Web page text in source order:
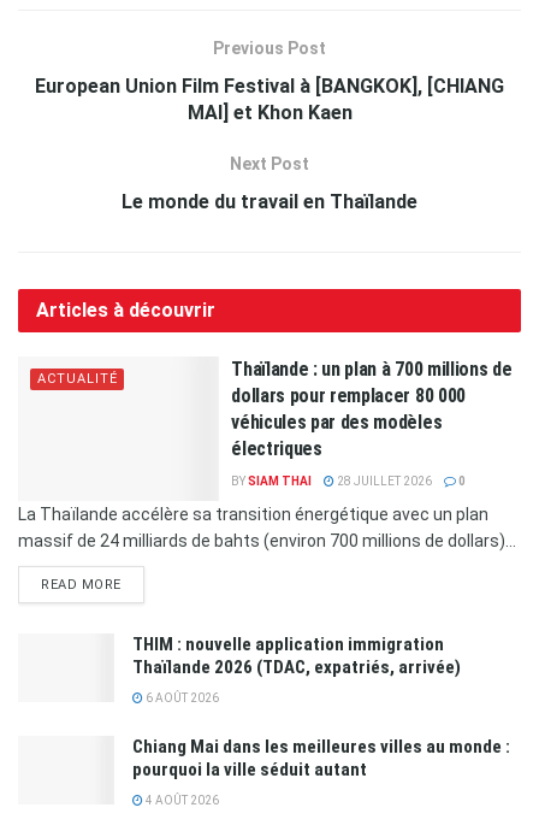
Previous Post
European Union Film Festival à [BANGKOK], [CHIANG
MAI] et Khon Kaen
Next Post
Le monde du travail en Thaïlande
Articles à découvrir
ACTUALITÉ
Thaïlande : un plan à 700 millions de
dollars pour remplacer 80 000
véhicules par des modèles
électriques
BYSIAM THAI 28 JUILLET 2026 0
La Thaïlande accélère sa transition énergétique avec un plan
massif de 24 milliards de bahts (environ 700 millions de dollars)...
READ MORE
THIM : nouvelle application immigration
Thaïlande 2026 (TDAC, expatriés, arrivée)
6 AOÛT 2026
Chiang Mai dans les meilleures villes au monde :
pourquoi la ville séduit autant
4 AOÛT 2026